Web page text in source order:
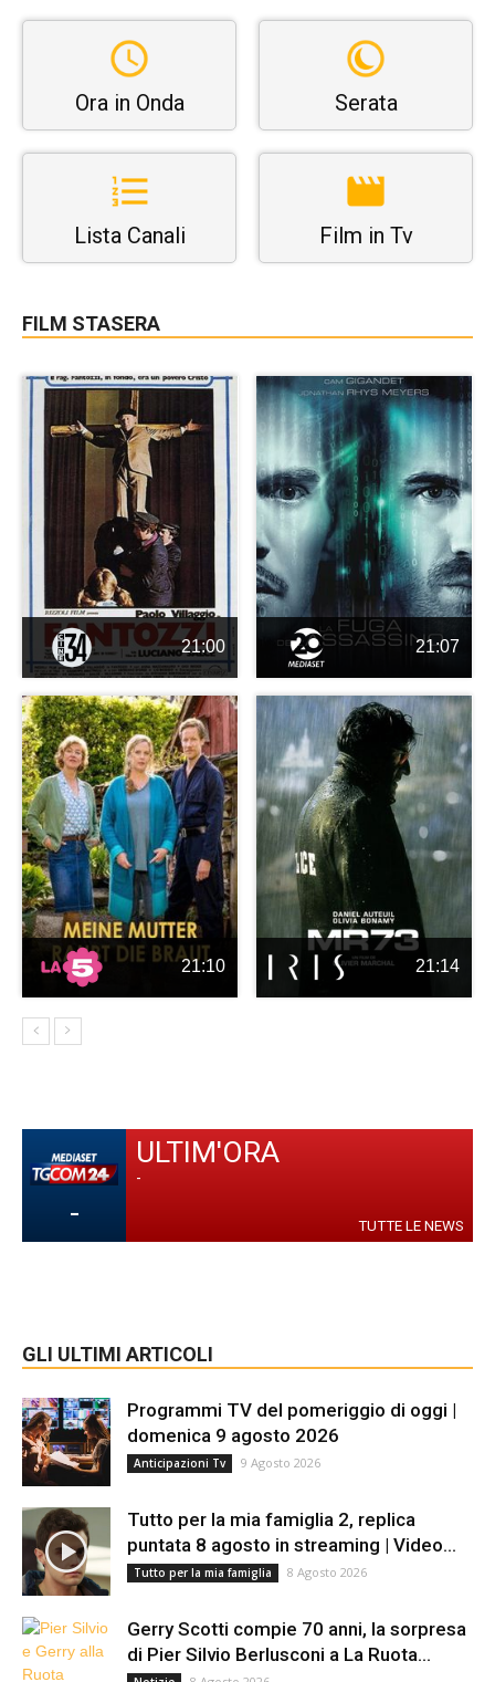
Ora in Onda Serata
Lista Canali Film in Tv
FILM STASERA
21:00 21:07
21:10 21:14
-
ULTIM'ORA
-
TUTTE LE NEWS
GLI ULTIMI ARTICOLI
Programmi TV del pomeriggio di oggi |
domenica 9 agosto 2026
Anticipazioni Tv 9 Agosto 2026
Tutto per la mia famiglia 2, replica
puntata 8 agosto in streaming | Video...
Tutto per la mia famiglia 8 Agosto 2026
Gerry Scotti compie 70 anni, la sorpresa
di Pier Silvio Berlusconi a La Ruota...